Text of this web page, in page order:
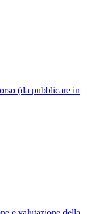
(da pubblicare in